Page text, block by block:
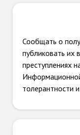
Сообщать о
публиковать
преступлениях
толерантности